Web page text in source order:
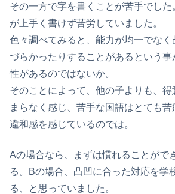
その一方で字を書くことが苦手でした
が上手く書けず苦労していました。
色々調べてみると、能力が均一でなく
づらかったりすることがあるという
性があるのではないか。
そのことによって、他の子よりも、
まらなく感じ、苦手な国語はとても
違和感を感じているのでは。
Aの場合なら、まずは慣れることがで
る。Bの場合、凸凹に合った対応を学
る、と思っていました。